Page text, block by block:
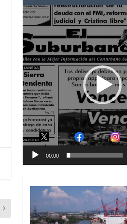
Reproductor
de
vídeo
00:00